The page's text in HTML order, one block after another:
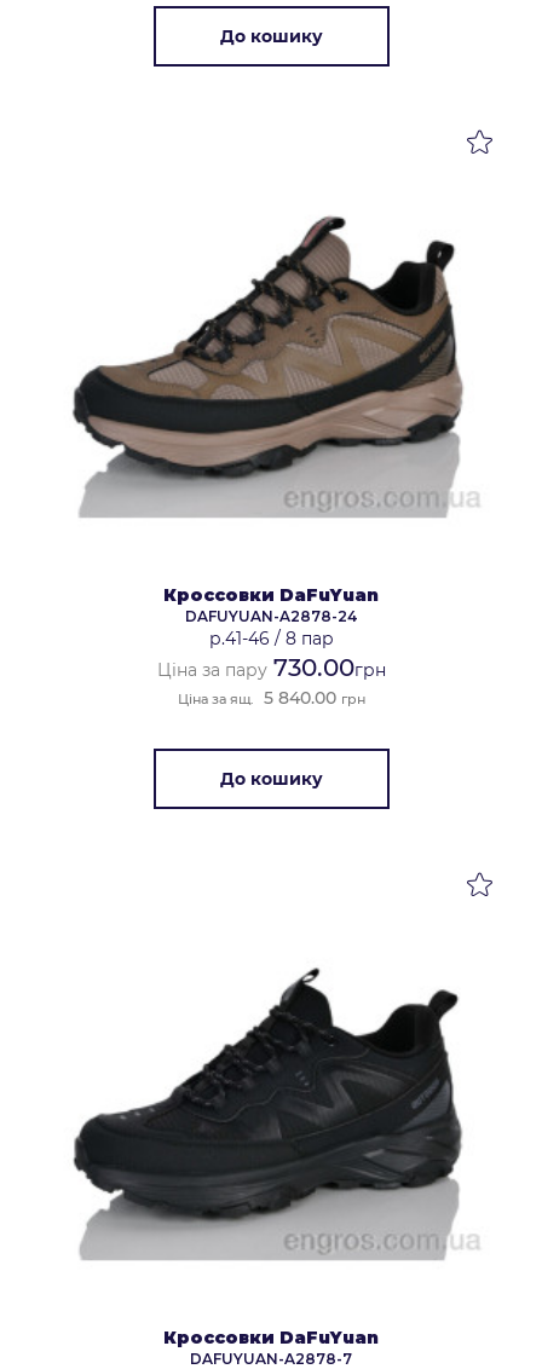
До кошику
Кроссовки DaFuYuan
DAFUYUAN-A2878-24
р.41-46 / 8 пар
Ціна за пару730.00грн
Ціна за ящ. 5 840.00 грн
До кошику
Кроссовки DaFuYuan
DAFUYUAN-A2878-7